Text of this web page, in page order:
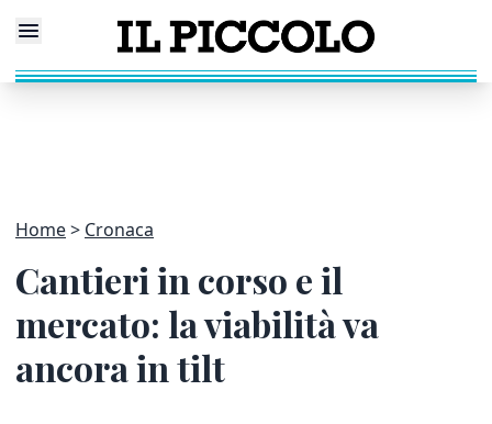
Home Cronaca
Cantieri in corso e il
mercato: la viabilità va
ancora in tilt